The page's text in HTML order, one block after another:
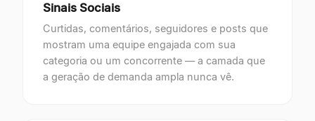
Sinais Sociais
Curtidas, comentários, seguidores e posts que
mostram uma equipe engajada com sua
categoria ou um concorrente — a camada que
a geração de demanda ampla nunca vê.